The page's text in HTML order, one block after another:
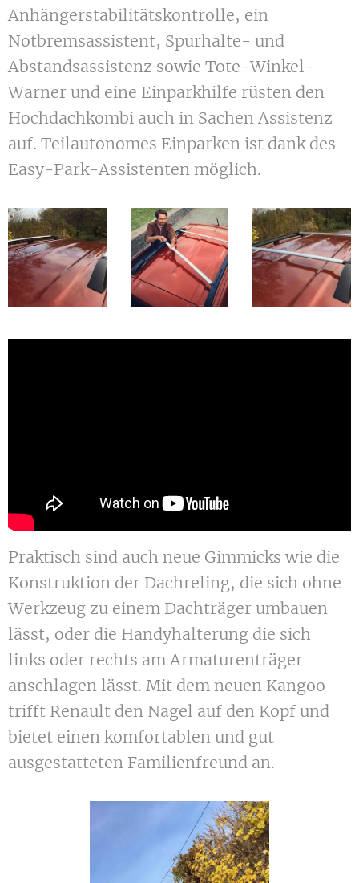
Anhängerstabilitätskontrolle, ein
Notbremsassistent, Spurhalte- und
Abstandsassistenz sowie Tote-Winkel-
Warner und eine Einparkhilfe rüsten den
Hochdachkombi auch in Sachen Assistenz
auf. Teilautonomes Einparken ist dank des
Easy-Park-Assistenten möglich.
Praktisch sind auch neue Gimmicks wie die
Konstruktion der Dachreling, die sich ohne
Werkzeug zu einem Dachträger umbauen
lässt, oder die Handyhalterung die sich
links oder rechts am Armaturenträger
anschlagen lässt. Mit dem neuen Kangoo
trifft Renault den Nagel auf den Kopf und
bietet einen komfortablen und gut
ausgestatteten Familienfreund an.